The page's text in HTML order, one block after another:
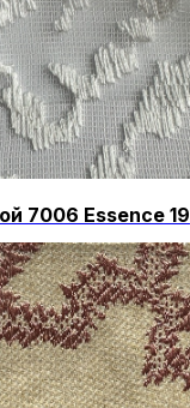
7006 Essence 19